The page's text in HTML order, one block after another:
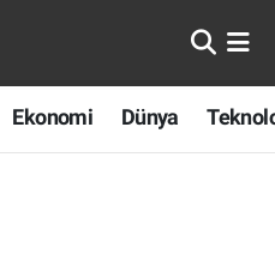
Ekonomi Dünya